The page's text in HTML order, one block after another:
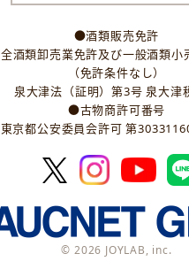
●酒類販売免許
全酒類卸売業免許及び一般酒類小
（免許条件なし）
泉大津法（証明）第3号 泉大津
●古物商許可番号
東京都公安委員会許可 第
© 2026 JOYLAB, inc.